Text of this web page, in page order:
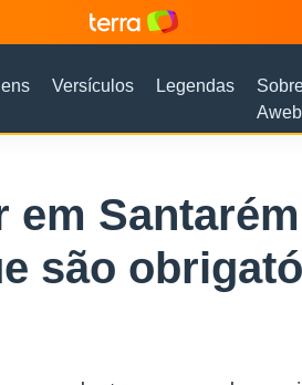
Versículos Legendas
em
são